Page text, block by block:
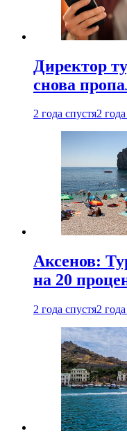
Директор
снова
2 года спустя2
Аксенов:
на 20
2 года спустя2